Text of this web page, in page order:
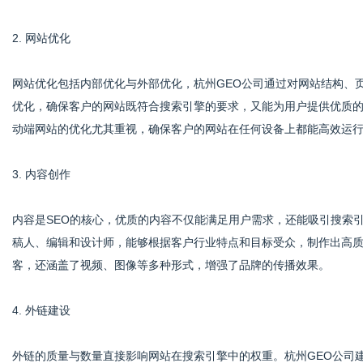
2. 网站优化
网站优化包括内部优化与外部优化，杭州GEO公司通过对网站结构
优化，确保客户的网站既符合搜索引擎的要求，又能为用户提供优质
动端网站的优化尤其重视，确保客户的网站在任何设备上都能高效运
3. 内容创作
内容是SEO的核心，优质的内容不仅能满足用户需求，还能吸引搜
稿人、编辑和设计师，能够根据客户行业特点和目标受众，制作出高
客，还涵盖了视频、图像等多种形式，增强了品牌的传播效果。
4. 外链建设
外链的质量与数量直接影响网站在搜索引擎中的权重。杭州GEO公